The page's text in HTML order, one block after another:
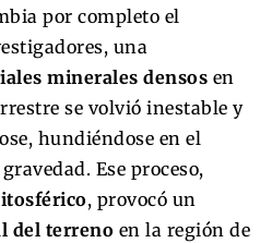
por completo el
una
minerales densos en
se volvió inestable y
hundiéndose en el
Ese proceso,
, provocó un
del terreno en la región de